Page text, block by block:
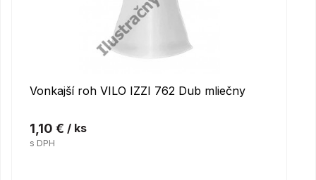
Vonkajší roh VILO IZZI 762 Dub mliečny
1,10 € / ks
s DPH